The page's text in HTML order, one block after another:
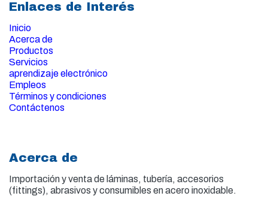
Enlaces de Interés
Inicio
Acerca de
Productos
Servicios
aprendizaje electrónico
Empleos
Términos y condiciones
Contáctenos
Acerca de
Importación y venta de láminas, tubería, accesorios
(fittings), abrasivos y consumibles en acero inoxidable.